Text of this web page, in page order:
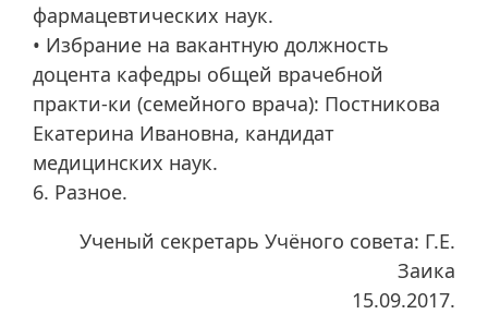
фармацевтических наук.
• Избрание на вакантную должность
доцента кафедры общей врачебной
практи-ки (семейного врача): Постникова
Екатерина Ивановна, кандидат
медицинских наук.
6. Разное.
Ученый секретарь Учёного совета: Г.Е.
Заика
15.09.2017.